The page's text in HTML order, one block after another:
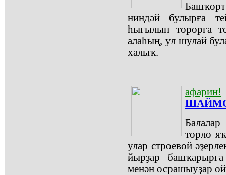
ниндәй булырға
һығылып торорға
алаһың, ул шулай
халыҡ.
афарин!
төрлө
улар строевой
йырҙар
менән осрашыуҙар